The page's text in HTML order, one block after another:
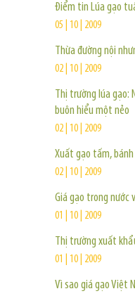
Điểm tin Lúa gạo
05 | 10 | 2009
Thừa đường nội
02 | 10 | 2009
Thị trường lúa gạo:
buôn hiểu một nẻo
02 | 10 | 2009
Xuất gạo tấm,
02 | 10 | 2009
Giá gạo trong nước
01 | 10 | 2009
Thị trường xuất
01 | 10 | 2009
Vì sao giá gạo Việt